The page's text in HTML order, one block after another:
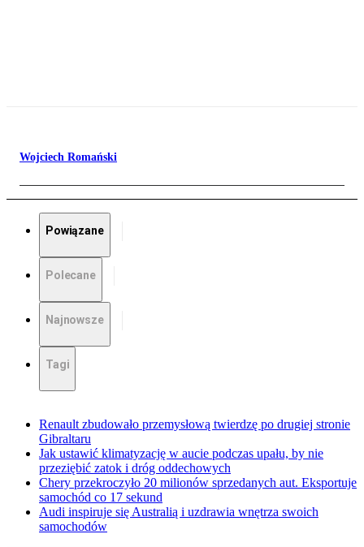
Wojciech Romański
Powiązane
Polecane
Najnowsze
Tagi
Renault zbudowało przemysłową twierdzę po drugiej stronie
Gibraltaru
Jak ustawić klimatyzację w aucie podczas upału, by nie
przeziębić zatok i dróg oddechowych
Chery przekroczyło 20 milionów sprzedanych aut. Eksportuje
samochód co 17 sekund
Audi inspiruje się Australią i uzdrawia wnętrza swoich
samochodów